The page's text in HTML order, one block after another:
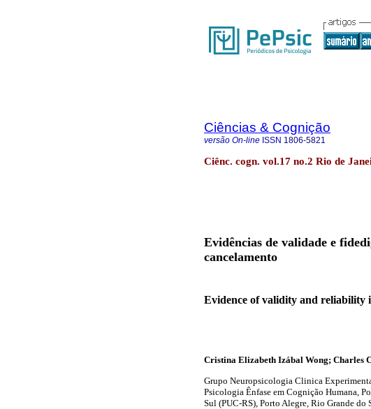
Ciências & Cognição
versão On-line ISSN 1806-5821
Ciênc. cogn. vol.17 no.2 Rio de
Evidências de validade e
cancelamento
Evidence of validity and reliability
Cristina Elizabeth Izábal Wong; Charles
Grupo Neuropsicologia Clinica
Psicologia Ênfase em Cognição Humana,
Sul (PUC-RS), Porto Alegre, Rio Grande do